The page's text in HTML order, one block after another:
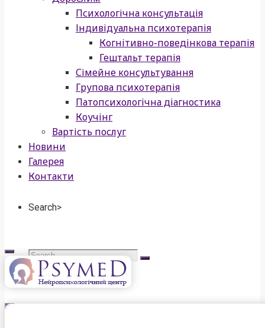
Психологічна консультація
Індивідуальна психотерапія
Когнітивно-поведінкова терапія
Гештальт терапія
Сімейне консультування
Групова психотерапія
Патопсихологічна діагностика
Коучінг
Вартість послуг
Новини
Галерея
Контакти
Search>
Search
for:
psymed